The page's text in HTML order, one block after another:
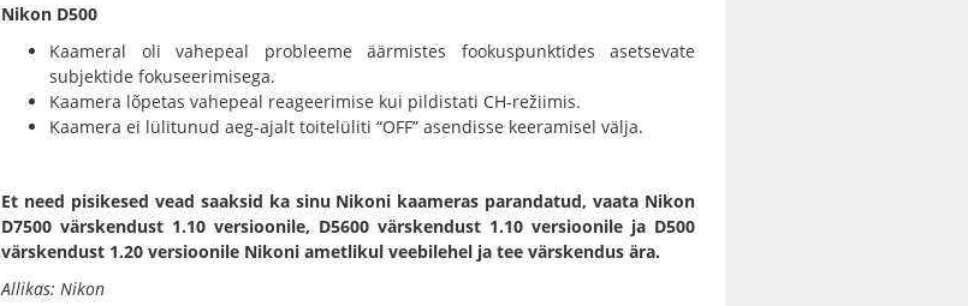
Nikon D500
Kaameral oli vahepeal probleeme äärmistes fookuspunktides asetsevate
subjektide fokuseerimisega.
Kaamera lõpetas vahepeal reageerimise kui pildistati CH-režiimis.
Kaamera ei lülitunud aeg-ajalt toitelüliti “OFF” asendisse keeramisel välja.
Et need pisikesed vead saaksid ka sinu Nikoni kaameras parandatud, vaata Nikon
D7500 värskendust 1.10 versioonile, D5600 värskendust 1.10 versioonile ja D500
värskendust 1.20 versioonile Nikoni ametlikul veebilehel ja tee värskendus ära.
Allikas: Nikon